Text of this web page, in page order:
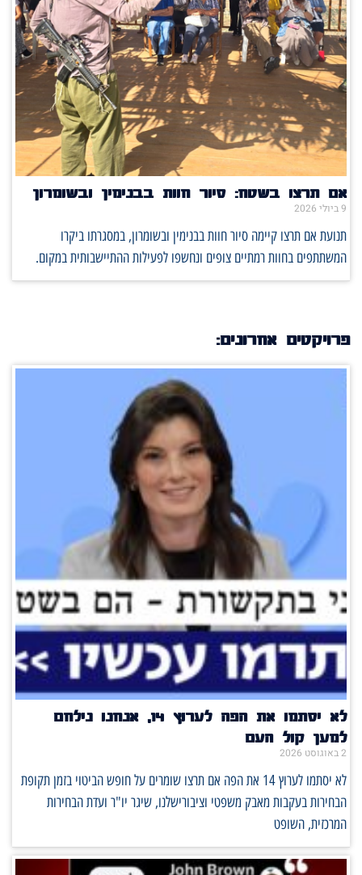
אם תרצו בשטח: סיור חוות בבנימין ובשומרון
9 ביולי 2026
תנועת אם תרצו קיימה סיור חוות בבנימין ובשומרון, במסגרתו ביקרו
המשתתפים בחוות רמתיים צופים ונחשפו לפעילות ההתיישבותית במקום.
פרויקטים אחרונים:
לא יסתמו את הפה לערוץ 14, אנחנו נילחם
למען קול העם
2 באוגוסט 2026
לא יסתמו לערוץ 14 את הפה אם תרצו שומרים על חופש הביטוי בזמן תקופת
הבחירות בעקבות מאבק משפטי וציבורישלנו, שיגר יו"ר ועדת הבחירות
המרכזית, השופט